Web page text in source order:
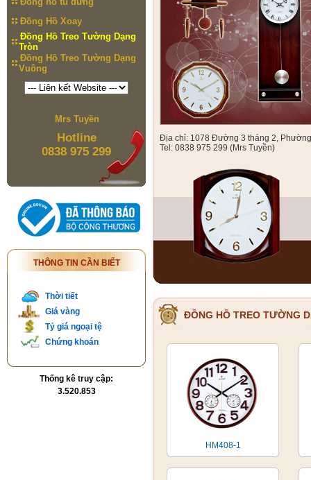
Đồng Hồ Xoay
Đồng Hồ Treo Tường Dạng
Tròn
Đồng Hồ Treo Tường Dạng
Vuông
Mrs Tuyền
Hotline
0838 975 299
THÔNG TIN CẦN BIẾT
Thời tiết
Giá vàng
Tỷ giá ngoại tệ
Chứng khoán
Thống kê truy cập:
3.520.853
Địa chỉ: 1078 Đường 3 tháng 2, Phường
Tel: 0838 975 299 (Mrs Tuyền)
ĐỒNG HỒ TREO TƯỜNG
HM408-1